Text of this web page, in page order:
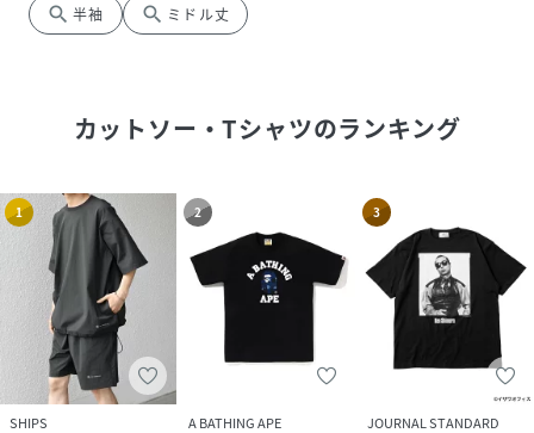
search 半袖 search ミドル丈
カットソー・Tシャツのランキング
1
SHIPS
2
A BATHING APE
3
JOURNAL STANDARD